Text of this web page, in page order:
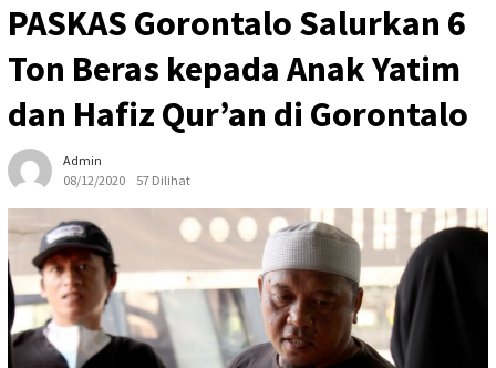
PASKAS Gorontalo Salurkan 6
Ton Beras kepada Anak Yatim
dan Hafiz Qur’an di Gorontalo
Admin
08/12/2020
57 Dilihat